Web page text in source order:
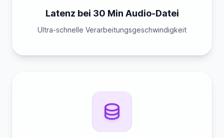
Latenz bei 30 Min Audio-Datei
Ultra-schnelle Verarbeitungsgeschwindigkeit